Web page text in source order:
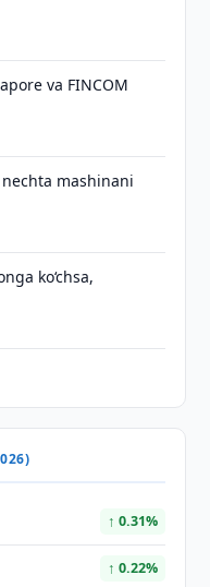
va FINCOM
mashinani
ko‘chsa,
↑ 0.31%
↑ 0.22%